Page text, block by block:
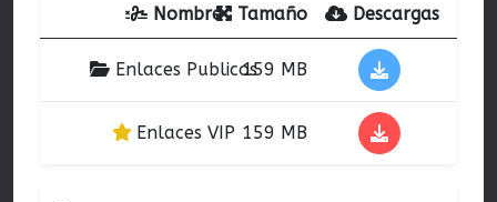
Nombre Tamaño Descargas
Enlaces Publicos159 MB
Enlaces VIP 159 MB